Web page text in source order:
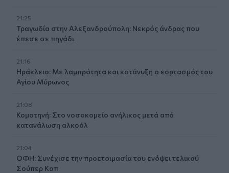
21:25
Τραγωδία στην Αλεξανδρούπολη: Νεκρός άνδρας που
έπεσε σε πηγάδι
21:16
Ηράκλειο: Με λαμπρότητα και κατάνυξη ο εορτασμός του
Αγίου Μύρωνος
21:08
Κομοτηνή: Στο νοσοκομείο ανήλικος μετά από
κατανάλωση αλκοόλ
21:04
ΟΦΗ: Συνέχισε την προετοιμασία του ενόψει τελικού
Σούπερ Καπ